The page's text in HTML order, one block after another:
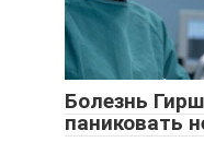
Болезнь
паниковать